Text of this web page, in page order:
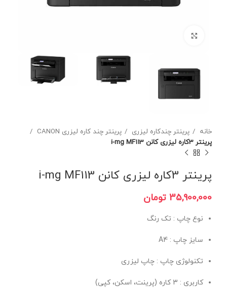
خانه پرینتر چندکاره لیزری
پرینتر چند کاره لیزری CANON
پرینتر 3کاره لیزری کانن i-mg MF113
پرینتر 3کاره لیزری کانن i-mg MF113
تومان
نوع چاپ : تک رنگ
سایز چاپ : A4
تکنولوژی چاپ : چاپ لیزری
کاربری : 3 کاره (پرینت، اسکن، کپی)